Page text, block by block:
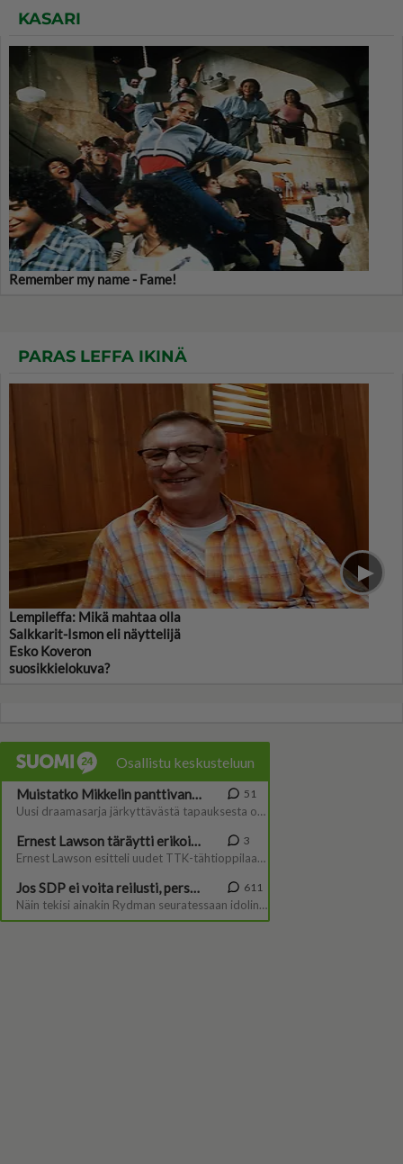
KASARI
Remember my name - Fame!
PARAS LEFFA IKINÄ
Lempileffa: Mikä mahtaa olla
Salkkarit-Ismon eli näyttelijä
Esko Koveron
suosikkielokuva?